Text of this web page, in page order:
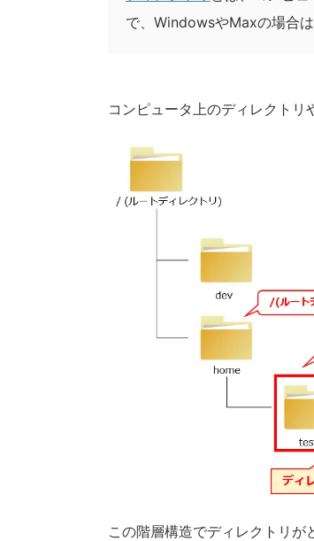
で、WindowsやMaxの場合は
コンピュータ上のディレクトリ
この階層構造でディレクトリが